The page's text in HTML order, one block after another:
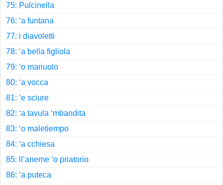
75: Pulcinella
76: ‘a funtana
77: i diavoletti
78: ‘a bella figliola
79: ‘o mariuolo
80: ‘a vocca
81: ‘e sciure
82: ‘a tavula ‘mbandita
83: ‘o maletiempo
84: ‘a cchiesa
85: ll’aneme ‘o priatorio
86: ‘a puteca